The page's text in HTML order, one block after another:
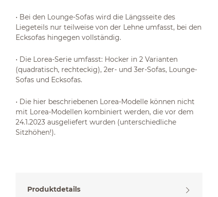
• Bei den Lounge-Sofas wird die Längsseite des
Liegeteils nur teilweise von der Lehne umfasst, bei den
Ecksofas hingegen vollständig.
• Die Lorea-Serie umfasst: Hocker in 2 Varianten
(quadratisch, rechteckig), 2er- und 3er-Sofas, Lounge-
Sofas und Ecksofas.
• Die hier beschriebenen Lorea-Modelle können nicht
mit Lorea-Modellen kombiniert werden, die vor dem
24.1.2023 ausgeliefert wurden (unterschiedliche
Sitzhöhen!).
Produktdetails